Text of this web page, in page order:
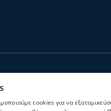
cookies για να